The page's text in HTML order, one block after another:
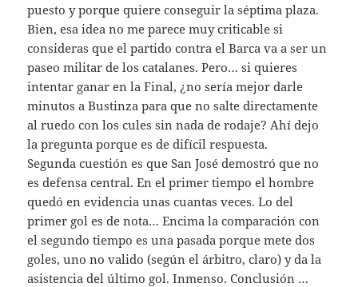
puesto y porque quiere conseguir la séptima plaza.
Bien, esa idea no me parece muy criticable si
consideras que el partido contra el Barca va a ser un
paseo militar de los catalanes. Pero… si quieres
intentar ganar en la Final, ¿no sería mejor darle
minutos a Bustinza para que no salte directamente
al ruedo con los cules sin nada de rodaje? Ahí dejo
la pregunta porque es de difícil respuesta.
Segunda cuestión es que San José demostró que no
es defensa central. En el primer tiempo el hombre
quedó en evidencia unas cuantas veces. Lo del
primer gol es de nota… Encima la comparación con
el segundo tiempo es una pasada porque mete dos
goles, uno no valido (según el árbitro, claro) y da la
asistencia del último gol. Inmenso. Conclusión …